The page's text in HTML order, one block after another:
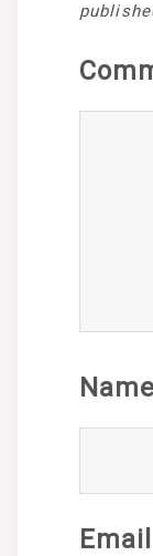
Name
Email